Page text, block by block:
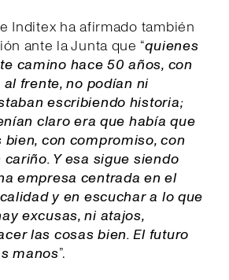
Inditex ha afirmado también
ante la Junta que “quienes
camino hace 50 años, con
frente, no podían ni
escribiendo historia;
claro era que había que
con compromiso, con
Y esa sigue siendo
empresa centrada en el
y en escuchar a lo que
excusas, ni atajos,
las cosas bien. El futuro
manos”.